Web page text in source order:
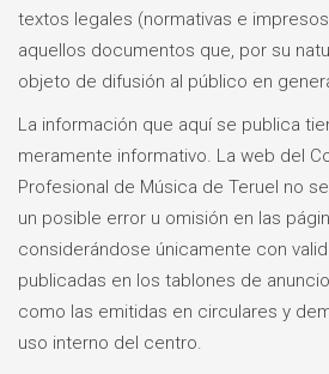
textos legales (normativas e
aquellos documentos que, por su
objeto de difusión al público en
La información que aquí se publica
meramente informativo. La web del
Profesional de Música de Teruel no
un posible error u omisión en las
considerándose únicamente con
publicadas en los tablones de
como las emitidas en circulares y
uso interno del centro.